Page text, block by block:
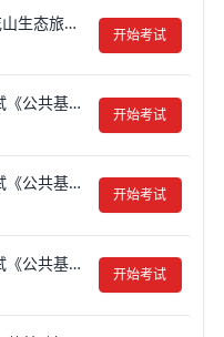
2019年4月20日吉林省长春市莲花山生态旅游度假区招聘合同制工作人员笔试真题试卷及答案【含解析】
开始考试
2017年吉林省长春市事业单位考试《公共基础知识》真题试卷及答案【含解析】
开始考试
2016年吉林省长春市事业单位考试《公共基础知识》真题试卷及答案【含解析】
开始考试
2015年吉林省长春市事业单位考试《公共基础知识》真题试卷及答案【含解析】
开始考试